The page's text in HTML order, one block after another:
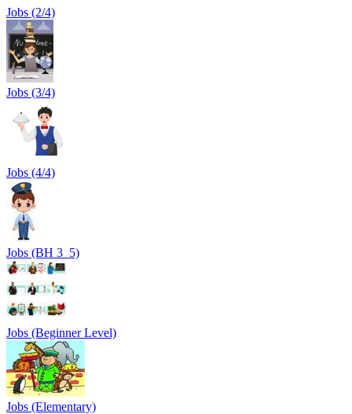
Jobs (2/4)
Jobs (3/4)
Jobs (4/4)
Jobs (BH 3_5)
Jobs (Beginner Level)
Jobs (Elementary)